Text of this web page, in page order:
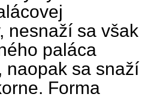
nesnaží sa však
paláca
naopak sa snaží
Forma